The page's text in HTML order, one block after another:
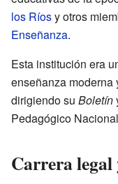
los Ríosy otros
Enseñanza.
Esta institución era
enseñanza moderna
dirigiendo su Boletín
Pedagógico
Carrera legal